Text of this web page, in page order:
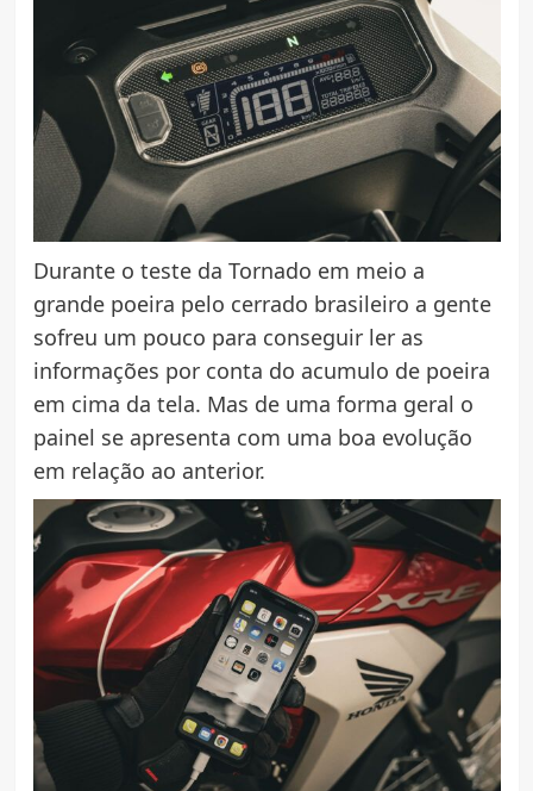
Durante o teste da Tornado em meio a
grande poeira pelo cerrado brasileiro a gente
sofreu um pouco para conseguir ler as
informações por conta do acumulo de poeira
em cima da tela. Mas de uma forma geral o
painel se apresenta com uma boa evolução
em relação ao anterior.